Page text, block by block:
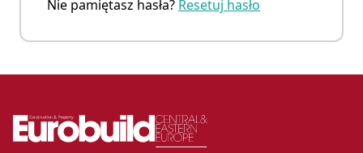
Nie pamiętasz hasła? Resetuj hasło